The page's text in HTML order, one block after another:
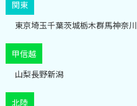
関東
東京埼玉千葉茨城栃木群馬神奈川
甲信越
山梨長野新潟
北陸